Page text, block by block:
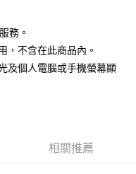
商業銀行
信託商業銀行
會自動跳轉到大哥付的交易
繳款截止日，確認付款後即完
務。
，不含在此商品內。
及個人電腦或手機螢幕顯
相關推薦